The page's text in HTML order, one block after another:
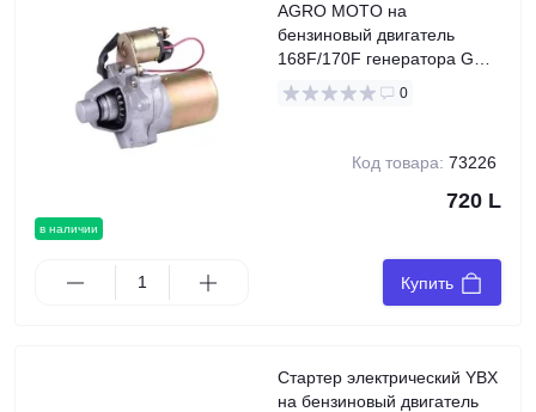
в наличии
AGRO MOTO на
бензиновый двигатель
168F/170F генератора GN
2-3,5 KW
0
Код товара: 73226
720 L
Купить
Стартер электрический YBX
на бензиновый двигатель